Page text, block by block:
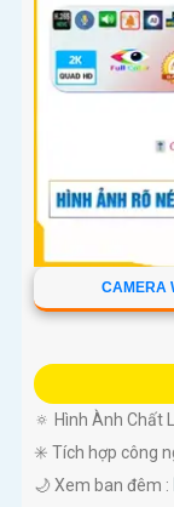
CAMERA
🔅 Hình Ành Chất
✳️ Tích hợp công
🌙 Xem ban đêm :